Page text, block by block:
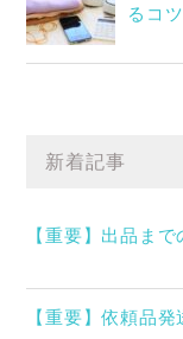
るコ
新着記事
【重要】出品ま
【重要】依頼品